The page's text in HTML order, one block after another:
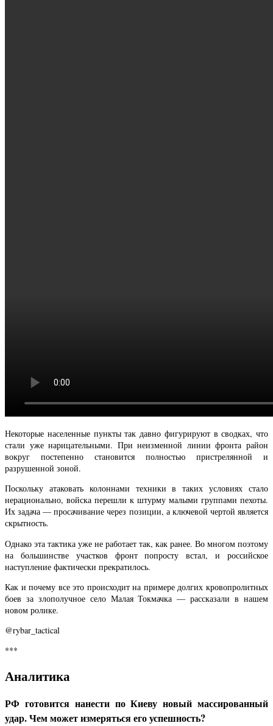
Некоторые населенные пункты так давно фигурируют в сводках, что
стали уже нарицательными. При неизменной линии фронта район
вокруг постепенно становится полностью пристрелянной и
разрушенной зоной.
Поскольку атаковать колоннами техники в таких условиях стало
нерационально, войска перешли к штурму малыми группами пехоты.
Их задача — просачивание через позиции, а ключевой чертой является
скрытность.
Однако эта тактика уже не работает так, как ранее. Во многом поэтому
на большинстве участков фронт попросту встал, и российское
наступление фактически прекратилось.
Как и почему все это происходит на примере долгих кровопролитных
боев за злополучное село Малая Токмачка — рассказали в нашем
новом ролике.
@rybar_tactical
***
Аналитика
РФ готовится нанести по Киеву новый массированный
удар. Чем может измеряться его успешность?